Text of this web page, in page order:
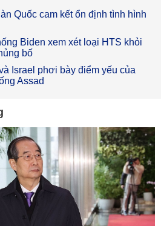
Quốc cam kết ổn định tình hình
Biden xem xét loại HTS khỏi
bố
Israel phơi bày điểm yếu của
Assad